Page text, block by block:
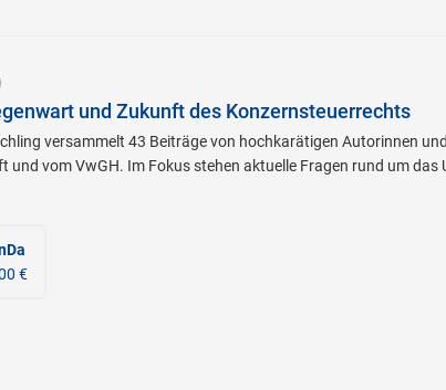
und Zukunft des Konzernsteuerrechts
versammelt 43 Beiträge von hochkarätigen Autorinnen
und vom VwGH. Im Fokus stehen aktuelle Fragen rund um
€